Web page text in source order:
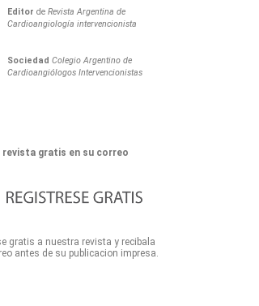
Editor de Revista Argentina de
Cardioangiología intervencionista
Sociedad Colegio Argentino de
Cardioangiólogos Intervencionistas
revista gratis en su correo
gratis a nuestra revista y recibala
antes de su publicacion impresa.